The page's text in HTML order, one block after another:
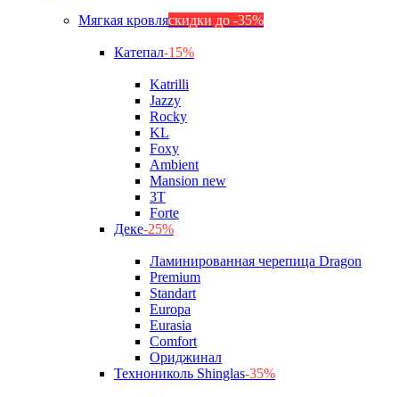
Мягкая кровляскидки до -35%
Катепал-15%
Katrilli
Jazzy
Rocky
KL
Foxy
Ambient
Mansion new
3Т
Forte
Деке-25%
Ламинированная черепица Dragon
Premium
Standart
Europa
Eurasia
Comfort
Ориджинал
Технониколь Shinglas-35%